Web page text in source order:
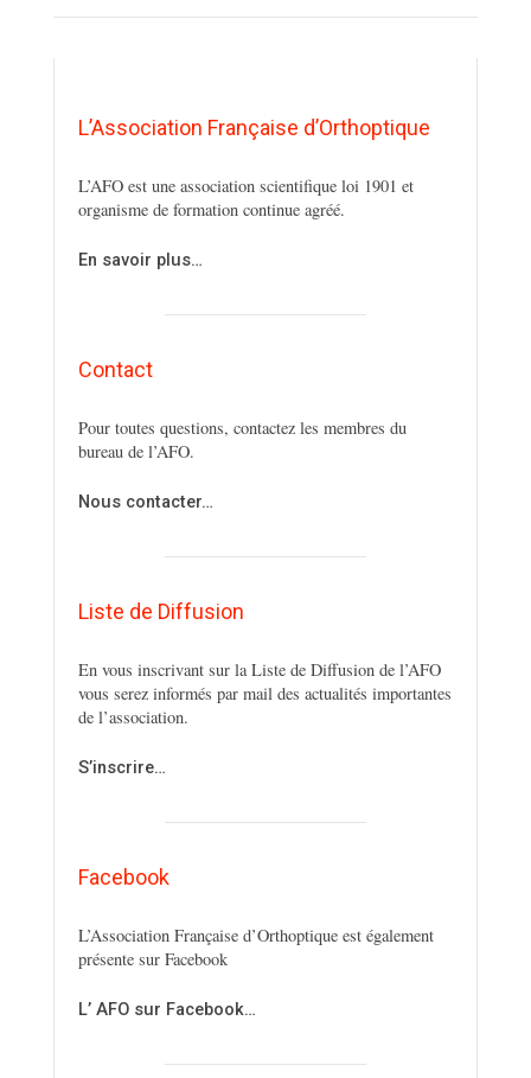
L’Association Française d’Orthoptique
L’AFO est une association scientifique loi 1901 et
organisme de formation continue agréé.
En savoir plus…
Contact
Pour toutes questions, contactez les membres du
bureau de l’AFO.
Nous contacter…
Liste de Diffusion
En vous inscrivant sur la Liste de Diffusion de l’AFO
vous serez informés par mail des actualités importantes
de l’association.
S’inscrire…
Facebook
L’Association Française d’Orthoptique est également
présente sur Facebook
L’ AFO sur Facebook…